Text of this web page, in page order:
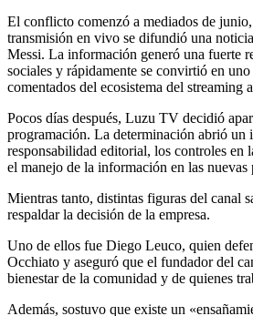
El conflicto comenzó a mediados de
transmisión en vivo se difundió una
Messi. La información generó una fuerte
sociales y rápidamente se convirtió en uno
comentados del ecosistema del streaming
Pocos días después, Luzu TV decidió
programación. La determinación abrió un
responsabilidad editorial, los controles en
el manejo de la información en las nuevas
Mientras tanto, distintas figuras del canal
respaldar la decisión de la empresa.
Uno de ellos fue Diego Leuco, quien
Occhiato y aseguró que el fundador del
bienestar de la comunidad y de quienes
Además, sostuvo que existe un